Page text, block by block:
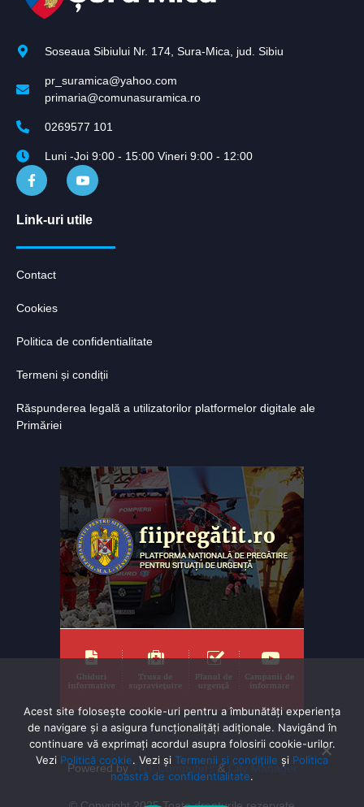
Soseaua Sibiului Nr. 174, Sura-Mica, jud. Sibiu
pr_suramica@yahoo.com
primaria@comunasuramica.ro
0269577 101
Luni -Joi 9:00 - 15:00 Vineri 9:00 - 12:00
Link-uri utile
Contact
Cookies
Politica de confidentialitate
Termeni și condiții
Răspunderea legală a utilizatorilor platformelor digitale ale
Primăriei
Powered byTNT Computers&City Manager
Acest site folosește cookie-uri pentru a îmbunătăți experiența
de navigare și a asigura funcționalițăți adiționale. Navigând în
continuare vă exprimaţi acordul asupra folosirii cookie-urilor.
Vezi Politică cookie. Vezi și Termenii și condițiile și Politica
noastră de confidentialitate.